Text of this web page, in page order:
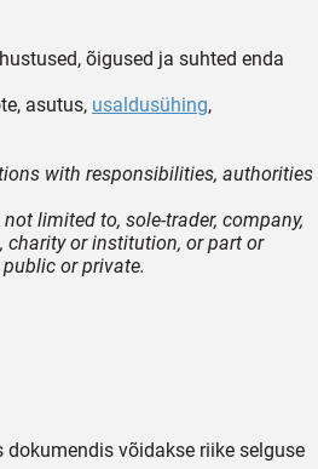
õigused ja suhted enda
asutus, usaldusühing,
with responsibilities, authorities
limited to, sole-trader, company,
charity or institution, or part or
or private.
võidakse riike selguse